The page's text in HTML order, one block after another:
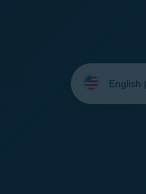
Select
your
language: